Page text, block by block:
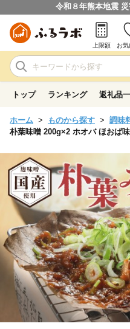
令和８年熊本地震
上限額 お気
トップ ランキング 返礼品
ホーム ものから探す 調味
朴葉味噌 200g×2 ホオバ ほおば